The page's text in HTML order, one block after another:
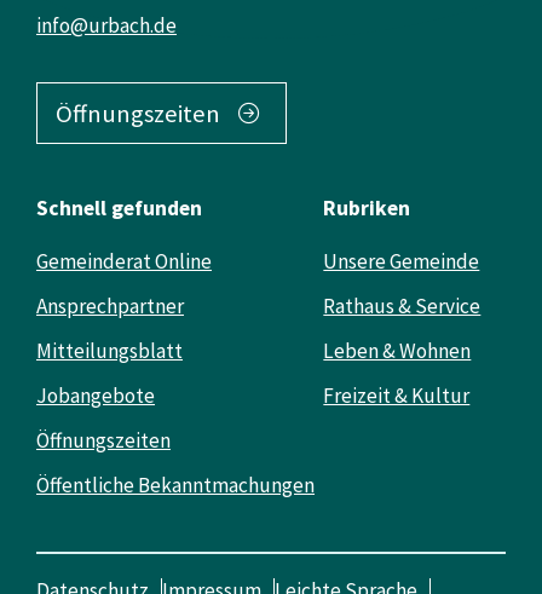
info@urbach.de
Öffnungszeiten
Schnell gefunden
Gemeinderat Online
Ansprechpartner
Mitteilungsblatt
Jobangebote
Öffnungszeiten
Öffentliche Bekanntmachungen
Rubriken
Unsere Gemeinde
Rathaus & Service
Leben & Wohnen
Freizeit & Kultur